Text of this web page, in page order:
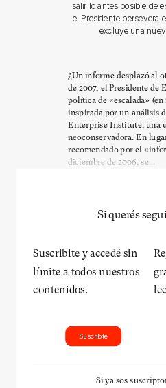
salir lo antes posible de
el Presidente persevera
excluye una
¿Un informe desplazó al
de 2007, el Presidente de
política de «escalada»
inspirada por un análisis
Enterprise Institute, una
neoconservadora. En
recomendado por el
diciembre de 2006, se...
Si querés
Suscribite y accedé sin
límite a todos nuestros
contenidos.
Suscribite
Si ya sos